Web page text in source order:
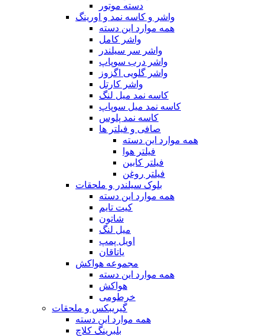
دسته موتور
واشر و کاسه نمد و اورینگ
همه موارد این دسته
واشر کامل
واشر سر سیلندر
واشر درب سوپاپ
واشر گلویی اگزوز
واشر کارتل
کاسه نمد میل لنگ
کاسه نمد میل سوپاپ
کاسه نمد پلوس
صافی و فیلتر ها
همه موارد این دسته
فیلتر هوا
فیلتر کابین
فیلتر روغن
بلوک سیلندر و ملحقات
همه موارد این دسته
کیت تایم
شاتون
میل لنگ
اویل پمپ
یاتاقان
مجموعه هواکش
همه موارد این دسته
هواکش
خرطومی
گیریبکس و ملحقات
همه موارد این دسته
بلبرینگ کلاچ